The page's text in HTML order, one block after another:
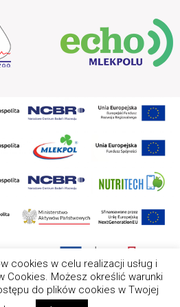
zastrzeżone. Nota prawna Ten serwis
Wszystkie zasady ich używania
cookies w celu realizacji usług i
Cookies. Możesz określić warunki
do plików cookies w Twojej